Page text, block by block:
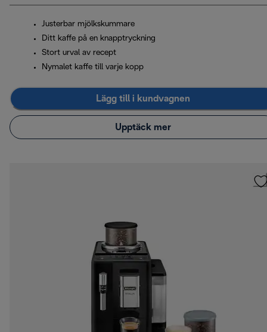
Justerbar mjölkskummare
Ditt kaffe på en knapptryckning
Stort urval av recept
Nymalet kaffe till varje kopp
Lägg till i kundvagnen
Upptäck mer